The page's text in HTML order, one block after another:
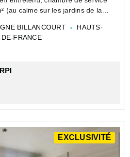
(au calme sur les jardins de la
une deuxième...
BILLANCOURT
HAUTS-
DE-FRANCE
EXCLUSIVITÉ